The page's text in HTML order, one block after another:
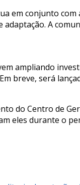
em conjunto
A
ampliando
breve, será
do Centro de
eles durante o